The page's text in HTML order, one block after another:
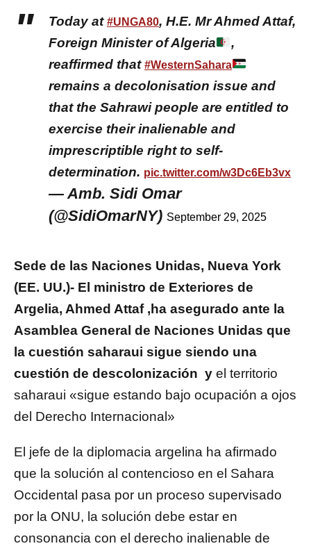
Today at #UNGA80, H.E. Mr Ahmed Attaf,
Foreign Minister of Algeria
,
reaffirmed that #WesternSahara
remains a decolonisation issue and
that the Sahrawi people are entitled to
exercise their inalienable and
imprescriptible right to self-
determination. pic.twitter.com/w3Dc6Eb3vx
— Amb. Sidi Omar
(@SidiOmarNY) September 29, 2025
Sede de las Naciones Unidas, Nueva York
(EE. UU.)- El ministro de Exteriores de
Argelia, Ahmed Attaf ,ha asegurado ante la
Asamblea General de Naciones Unidas que
la cuestión saharaui sigue siendo una
cuestión de descolonización y el territorio
saharaui «sigue estando bajo ocupación a ojos
del Derecho Internacional»
El jefe de la diplomacia argelina ha afirmado
que la solución al contencioso en el Sahara
Occidental pasa por un proceso supervisado
por la ONU, la solución debe estar en
consonancia con el derecho inalienable de